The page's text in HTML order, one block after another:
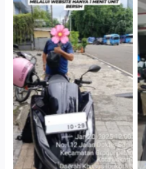
Antar Jemput Kendaraan